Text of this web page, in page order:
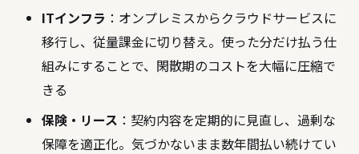
ITインフラ ：オンプレミスからクラウドサービスに
移行し、従量課金に切り替え。使った分だけ払う仕
組みにすることで、閑散期のコストを大幅に圧縮で
きる
保険・リース ：契約内容を定期的に見直し、過剰な
保障を適正化。気づかないまま数年間払い続けてい